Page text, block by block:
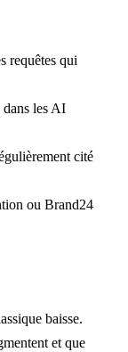
requêtes qui
les AI
cité
ou Brand24
baisse.
et que